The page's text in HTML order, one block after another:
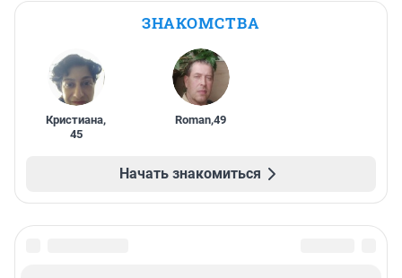
ЗНАКОМСТВА
Кристиана,
45
Roman,49
Начать знакомиться